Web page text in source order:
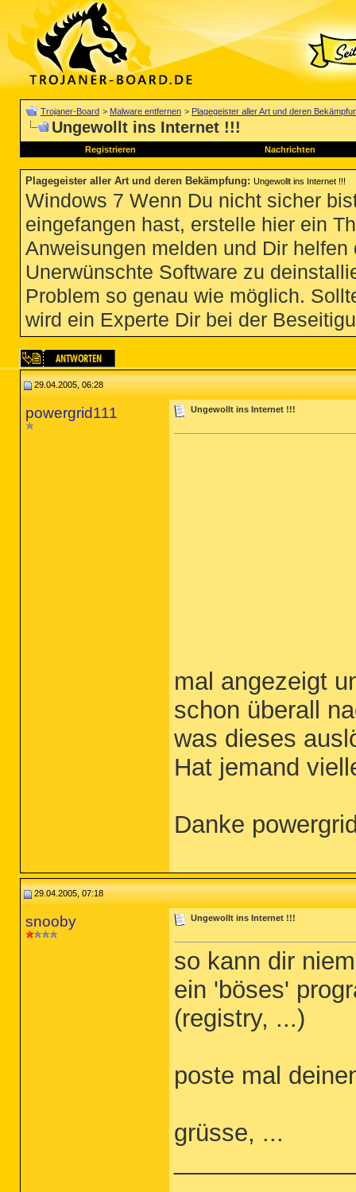
Trojaner-Board > Malware entfernen > Plagegeister aller Art und deren
Ungewollt ins Internet !!!
Registrieren Nachrichten
Plagegeister aller Art und deren Bekämpfung: Ungewollt ins Internet !!!
Windows 7 Wenn Du nicht sicher
eingefangen hast, erstelle hier ein
Anweisungen melden und Dir
Unerwünschte Software zu
Problem so genau wie möglich.
wird ein Experte Dir bei der
29.04.2005, 06:28
powergrid111 Ungewollt ins Internet !!!
mal angezeigt
schon überall
was dieses
Hat jemand
Danke
29.04.2005, 07:18
snooby Ungewollt ins Internet !!!
so kann dir
ein 'böses'
(registry, ...)
poste mal
grüsse, ...